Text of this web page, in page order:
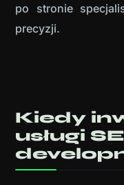
po stronie
precyzji.
Kiedy
usługi